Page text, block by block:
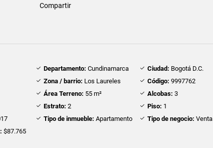
Compartir
Departamento: Cundinamarca Ciudad: Bogotá D.C.
Zona / barrio: Los Laureles Código: 9997762
Área Terreno: 55 m² Alcobas: 3
Estrato: 2 Piso: 1
Tipo de inmueble: Apartamento Tipo de negocio: Venta
$87.765